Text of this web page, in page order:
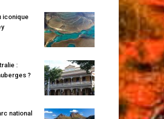
iconique
:
?
national